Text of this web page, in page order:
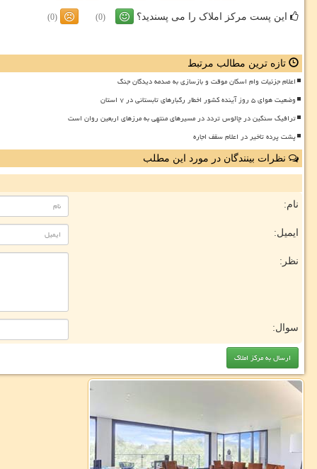
این پست مرکز املاک را می پسندید؟ (0)
(0)
تازه ترین مطالب مرتبط
اعلام جزئیات وام اسکان موقت و بازسازی به صدمه دیدگان جنگ
وضعیت هوای ۵ روز آینده کشور اخطار رگبارهای تابستانی در ۷ استان
ترافیک سنگین در چالوس تردد در مسیرهای منتهی به مرزهای اربعین روان است
پشت پرده تاخیر در اعلام سقف اجاره
نظرات بینندگان در مورد این مطلب
نام:
ایمیل:
نظر:
سوال: